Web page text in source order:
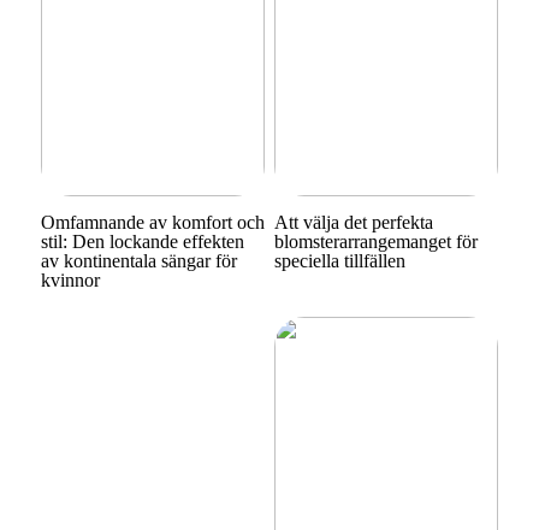
Omfamnande av komfort och
stil: Den lockande effekten
av kontinentala sängar för
kvinnor
Att välja det perfekta
blomsterarrangemanget för
speciella tillfällen